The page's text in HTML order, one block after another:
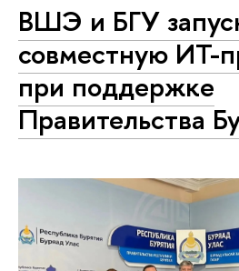
ВШЭ и БГУ
совместную ИТ-
при поддержке
Правительства